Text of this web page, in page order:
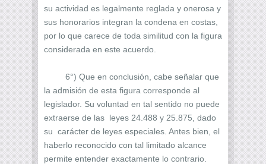
su actividad es legalmente reglada y onerosa y
sus honorarios integran la condena en costas,
por lo que carece de toda similitud con la figura
considerada en este acuerdo.
6°) Que en conclusión, cabe señalar que
la admisión de esta figura corresponde al
legislador. Su voluntad en tal sentido no puede
extraerse de las leyes 24.488 y 25.875, dado
su carácter de leyes especiales. Antes bien, el
haberlo reconocido con tal limitado alcance
permite entender exactamente lo contrario.